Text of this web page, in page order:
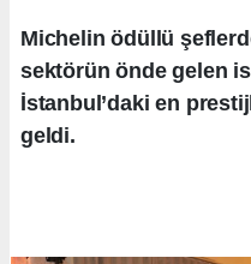
Michelin ödüllü
sektörün önde gelen
İstanbul’daki en
geldi.